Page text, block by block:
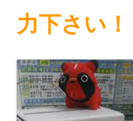
力下さい！